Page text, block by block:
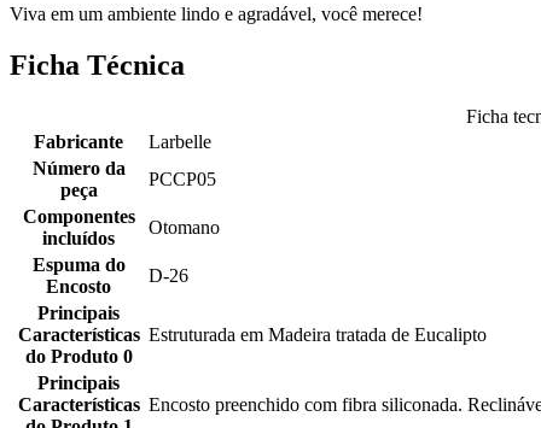
Viva em um ambiente lindo e agradável, você merece!
Ficha Técnica
Ficha
Fabricante
Larbelle
Número da
peça
PCCP05
Componentes
incluídos
Otomano
Espuma do
Encosto
D-26
Principais
Características
do Produto 0
Estruturada em Madeira tratada de Eucalipto
Principais
Características Encosto preenchido com fibra siliconada.